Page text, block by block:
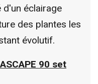
d'un éclairage
des plantes les
évolutif.
90 set